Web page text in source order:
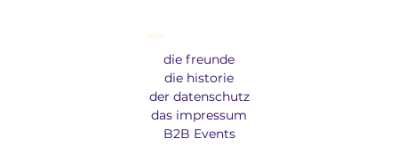
Menu
die freunde
die historie
der datenschutz
das impressum
B2B Events